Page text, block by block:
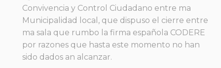
Convivencia y Control Ciudadano entre ma
Municipalidad local, que dispuso el cierre entre
ma sala que rumbo la firma española CODERE
por razones que hasta este momento no han
sido dados an alcanzar.